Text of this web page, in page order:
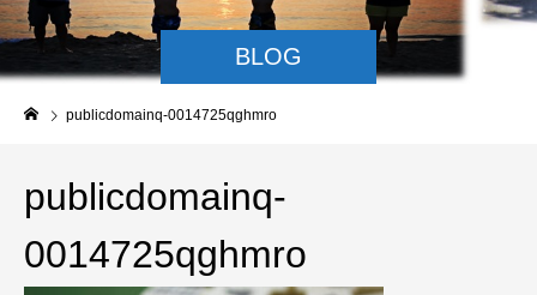
BLOG
publicdomainq-0014725qghmro
publicdomainq-
0014725qghmro